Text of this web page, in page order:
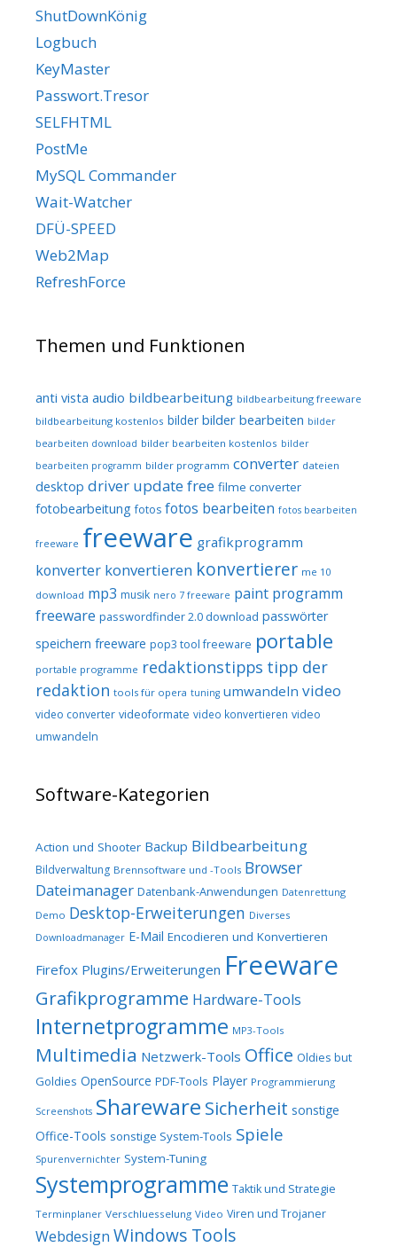
ShutDownKönig
Logbuch
KeyMaster
Passwort.Tresor
SELFHTML
PostMe
MySQL Commander
Wait-Watcher
DFÜ-SPEED
Web2Map
RefreshForce
Themen und Funktionen
anti vista audio bildbearbeitung bildbearbeitung freeware
bildbearbeitung kostenlos bilder bilder bearbeiten bilder
bearbeiten download bilder bearbeiten kostenlos bilder
bearbeiten programm bilder programm converter dateien
desktop driver update free filme converter
fotobearbeitung fotos fotos bearbeiten fotos bearbeiten
freeware freeware grafikprogramm
konverter konvertieren konvertierer me 10
download mp3 musik nero 7 freeware paint programm
freeware passwordfinder 2.0 download passwörter
speichern freeware pop3 tool freeware portable
portable programme redaktionstipps tipp der
redaktion tools für opera tuning umwandeln video
video converter videoformate video konvertieren video
umwandeln
Software-Kategorien
Action und Shooter Backup Bildbearbeitung
Bildverwaltung Brennsoftware und -Tools Browser
Dateimanager Datenbank-Anwendungen Datenrettung
Demo Desktop-Erweiterungen Diverses
Downloadmanager E-Mail Encodieren und Konvertieren
Firefox Plugins/Erweiterungen Freeware
Grafikprogramme Hardware-Tools
Internetprogramme MP3-Tools
Multimedia Netzwerk-Tools Office Oldies but
Goldies OpenSource PDF-Tools Player Programmierung
Screenshots Shareware Sicherheit sonstige
Office-Tools sonstige System-Tools Spiele
Spurenvernichter System-Tuning
Systemprogramme Taktik und Strategie
Terminplaner Verschluesselung Video Viren und Trojaner
Webdesign Windows Tools